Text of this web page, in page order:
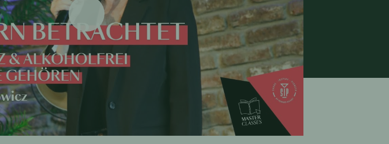
Wiedergabe